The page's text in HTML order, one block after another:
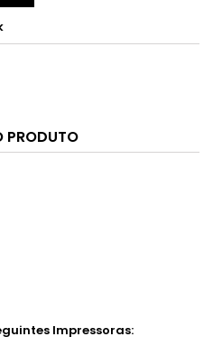
PRODUTO
Impressoras: